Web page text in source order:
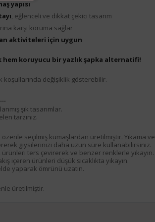
yapısı
, eğlenceli ve dikkat çekici tasarım
karşı koruma sağlar
aktiviteleri için uygun
hem koruyucu bir yazlık şapka alternatifi!
koşullarında değişiklik gösterebilir.
şık tasarımlar.
tarzınız.
seçilmiş kumaşlardan üretilmiştir. Yıkama ve
giysilerinizi daha uzun süre kullanabilirsiniz.
ürünleri ters çevirerek ve benzer renklerle yıkayın.
içeren ürünleri düşük sıcaklıkta yıkayın.
yaparak ömrünü uzatın.
üretilmiştir.